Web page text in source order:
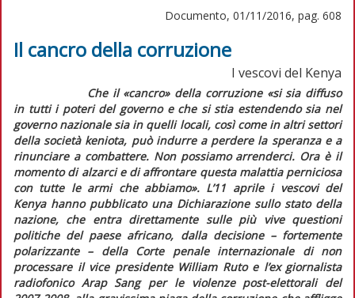
Documento, 01/11/2016, pag. 608
Il cancro della corruzione
I vescovi del Kenya
Che il «cancro»della corruzione «si sia diffuso
in tutti i poteri del governo e che si stia estendendo sia nel
governo nazionale sia in quelli locali, così come in altri settori
della società keniota, può indurre a perdere la speranza e a
rinunciare a combattere. Non possiamo arrenderci. Ora è il
momento di alzarci e di affrontare questa malattia perniciosa
con tutte le armi che abbiamo». L’11 aprile i vescovi del
Kenya hanno pubblicato una Dichiarazione sullo stato della
nazione, che entra direttamente sulle più vive questioni
politiche del paese africano, dalla decisione – fortemente
polarizzante – della Corte penale internazionale di non
processare il vice presidente William Ruto e l’ex giornalista
radiofonico Arap Sang per le violenze post-elettorali del